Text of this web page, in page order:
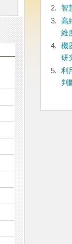
2.
智
3.
高
維
4.
機
研
5.
利
判